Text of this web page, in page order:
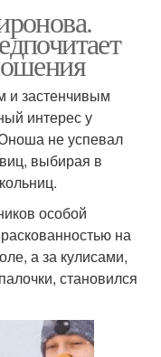
и застенчивым
интерес у
не успевал
выбирая в
особой
на
а за кулисами,
становился